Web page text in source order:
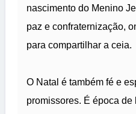
nascimento do Menino
paz e confraternização,
para compartilhar a ceia.
O Natal é também fé e
promissores. É época